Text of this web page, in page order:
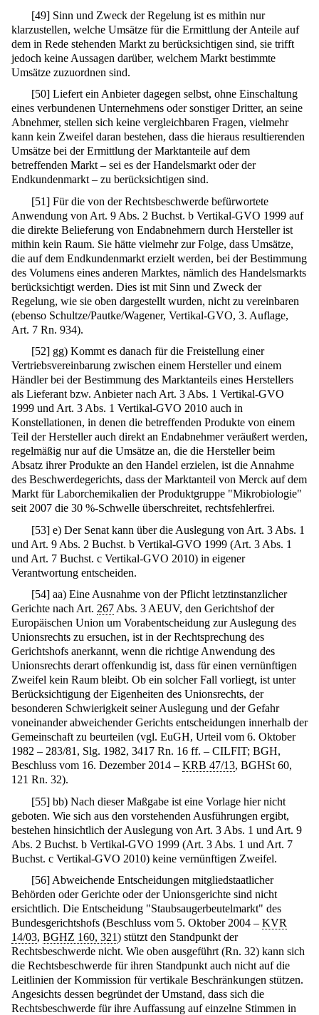
[49] Sinn und Zweck der Regelung ist es mithin nur
klarzustellen, welche Umsätze für die Ermittlung der Anteile auf
dem in Rede stehenden Markt zu berücksichtigen sind, sie trifft
jedoch keine Aussagen darüber, welchem Markt bestimmte
Umsätze zuzuordnen sind.
[50] Liefert ein Anbieter dagegen selbst, ohne Einschaltung
eines verbundenen Unternehmens oder sonstiger Dritter, an seine
Abnehmer, stellen sich keine vergleichbaren Fragen, vielmehr
kann kein Zweifel daran bestehen, dass die hieraus resultierenden
Umsätze bei der Ermittlung der Marktanteile auf dem
betreffenden Markt – sei es der Handelsmarkt oder der
Endkundenmarkt – zu berücksichtigen sind.
[51] Für die von der Rechtsbeschwerde befürwortete
Anwendung von Art. 9 Abs. 2 Buchst. b Vertikal-GVO 1999 auf
die direkte Belieferung von Endabnehmern durch Hersteller ist
mithin kein Raum. Sie hätte vielmehr zur Folge, dass Umsätze,
die auf dem Endkundenmarkt erzielt werden, bei der Bestimmung
des Volumens eines anderen Marktes, nämlich des Handelsmarkts
berücksichtigt werden. Dies ist mit Sinn und Zweck der
Regelung, wie sie oben dargestellt wurden, nicht zu vereinbaren
(ebenso Schultze/Pautke/Wagener, Vertikal-GVO, 3. Auflage,
Art. 7 Rn. 934).
[52] gg) Kommt es danach für die Freistellung einer
Vertriebsvereinbarung zwischen einem Hersteller und einem
Händler bei der Bestimmung des Marktanteils eines Herstellers
als Lieferant bzw. Anbieter nach Art. 3 Abs. 1 Vertikal-GVO
1999 und Art. 3 Abs. 1 Vertikal-GVO 2010 auch in
Konstellationen, in denen die betreffenden Produkte von einem
Teil der Hersteller auch direkt an Endabnehmer veräußert werden,
regelmäßig nur auf die Umsätze an, die die Hersteller beim
Absatz ihrer Produkte an den Handel erzielen, ist die Annahme
des Beschwerdegerichts, dass der Marktanteil von Merck auf dem
Markt für Laborchemikalien der Produktgruppe "Mikrobiologie"
seit 2007 die 30 %-Schwelle überschreitet, rechtsfehlerfrei.
[53] e) Der Senat kann über die Auslegung von Art. 3 Abs. 1
und Art. 9 Abs. 2 Buchst. b Vertikal-GVO 1999 (Art. 3 Abs. 1
und Art. 7 Buchst. c Vertikal-GVO 2010) in eigener
Verantwortung entscheiden.
[54] aa) Eine Ausnahme von der Pflicht letztinstanzlicher
Gerichte nach Art. 267 Abs. 3 AEUV, den Gerichtshof der
Europäischen Union um Vorabentscheidung zur Auslegung des
Unionsrechts zu ersuchen, ist in der Rechtsprechung des
Gerichtshofs anerkannt, wenn die richtige Anwendung des
Unionsrechts derart offenkundig ist, dass für einen vernünftigen
Zweifel kein Raum bleibt. Ob ein solcher Fall vorliegt, ist unter
Berücksichtigung der Eigenheiten des Unionsrechts, der
besonderen Schwierigkeit seiner Auslegung und der Gefahr
voneinander abweichender Gerichts entscheidungen innerhalb der
Gemeinschaft zu beurteilen (vgl. EuGH, Urteil vom 6. Oktober
1982 – 283/81, Slg. 1982, 3417 Rn. 16 ff. – CILFIT; BGH,
Beschluss vom 16. Dezember 2014 – KRB 47/13, BGHSt 60,
121 Rn. 32).
[55] bb) Nach dieser Maßgabe ist eine Vorlage hier nicht
geboten. Wie sich aus den vorstehenden Ausführungen ergibt,
bestehen hinsichtlich der Auslegung von Art. 3 Abs. 1 und Art. 9
Abs. 2 Buchst. b Vertikal-GVO 1999 (Art. 3 Abs. 1 und Art. 7
Buchst. c Vertikal-GVO 2010) keine vernünftigen Zweifel.
[56] Abweichende Entscheidungen mitgliedstaatlicher
Behörden oder Gerichte oder der Unionsgerichte sind nicht
ersichtlich. Die Entscheidung "Staubsaugerbeutelmarkt" des
Bundesgerichtshofs (Beschluss vom 5. Oktober 2004 – KVR
14/03, BGHZ 160, 321) stützt den Standpunkt der
Rechtsbeschwerde nicht. Wie oben ausgeführt (Rn. 32) kann sich
die Rechtsbeschwerde für ihren Standpunkt auch nicht auf die
Leitlinien der Kommission für vertikale Beschränkungen stützen.
Angesichts dessen begründet der Umstand, dass sich die
Rechtsbeschwerde für ihre Auffassung auf einzelne Stimmen in